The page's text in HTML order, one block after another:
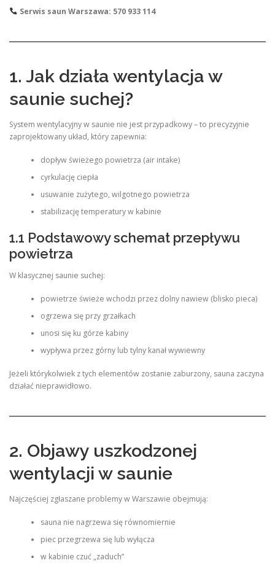
Serwis saun Warszawa: 570 933 114
1. Jak działa wentylacja w
saunie suchej?
System wentylacyjny w saunie nie jest przypadkowy – to precyzyjnie
zaprojektowany układ, który zapewnia:
dopływ świeżego powietrza (air intake)
cyrkulację ciepła
usuwanie zużytego, wilgotnego powietrza
stabilizację temperatury w kabinie
1.1 Podstawowy schemat przepływu
powietrza
W klasycznej saunie suchej:
powietrze świeże wchodzi przez dolny nawiew (blisko pieca)
ogrzewa się przy grzałkach
unosi się ku górze kabiny
wypływa przez górny lub tylny kanał wywiewny
Jeżeli którykolwiek z tych elementów zostanie zaburzony, sauna zaczyna
działać nieprawidłowo.
2. Objawy uszkodzonej
wentylacji w saunie
Najczęściej zgłaszane problemy w Warszawie obejmują:
sauna nie nagrzewa się równomiernie
piec przegrzewa się lub wyłącza
w kabinie czuć „zaduch”